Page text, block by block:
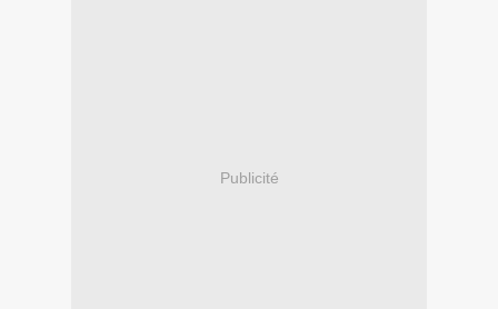
Publicité